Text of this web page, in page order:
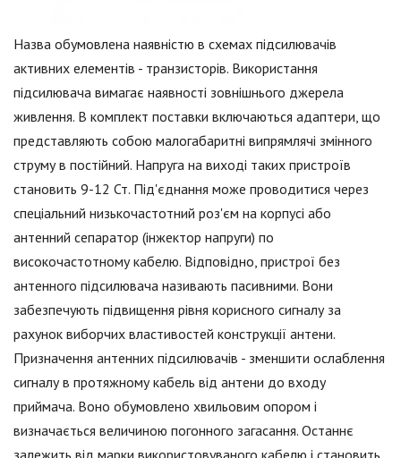
Назва обумовлена наявністю в схемах підсилювачів
активних елементів - транзисторів. Використання
підсилювача вимагає наявності зовнішнього джерела
живлення. В комплект поставки включаються адаптери, що
представляють собою малогабаритні випрямлячі змінного
струму в постійний. Напруга на виході таких пристроїв
становить 9-12 Ст. Під'єднання може проводитися через
спеціальний низькочастотний роз'єм на корпусі або
антенний сепаратор (інжектор напруги) по
високочастотному кабелю. Відповідно, пристрої без
антенного підсилювача називають пасивними. Вони
забезпечують підвищення рівня корисного сигналу за
рахунок виборчих властивостей конструкції антени.
Призначення антенних підсилювачів - зменшити ослаблення
сигналу в протяжному кабель від антени до входу
приймача. Воно обумовлено хвильовим опором і
визначається величиною погонного загасання. Останнє
залежить від марки використовуваного кабелю і становить